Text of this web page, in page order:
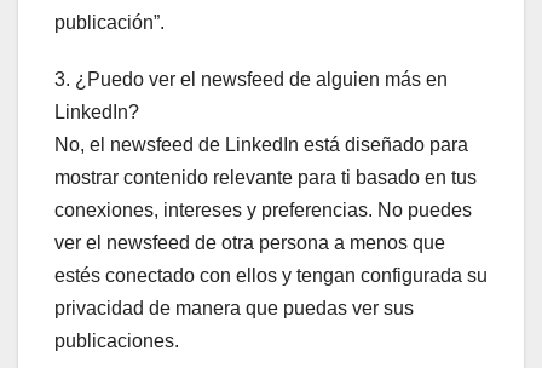
publicación”.
3. ¿Puedo ver el newsfeed de alguien más en
LinkedIn?
No, el newsfeed de LinkedIn está diseñado para
mostrar contenido relevante para ti basado en tus
conexiones, intereses y preferencias. No puedes
ver el newsfeed de otra persona a menos que
estés conectado con ellos y tengan configurada su
privacidad de manera que puedas ver sus
publicaciones.